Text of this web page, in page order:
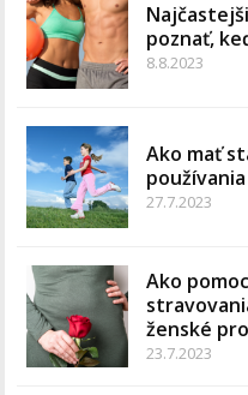
poznať,
8.8.2023
Ako mať
27.7.2023
Ako
ženské
23.7.2023